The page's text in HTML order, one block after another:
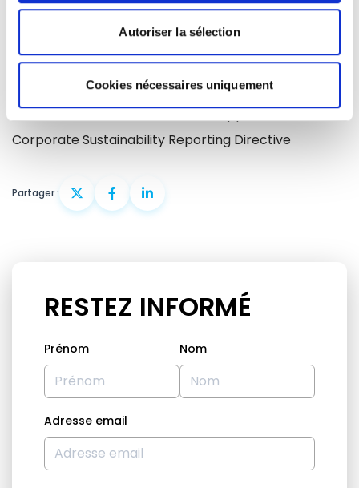
Autoriser la sélection
Cookies nécessaires uniquement
5 min - Wrap up and conclusion of the Round table /
Conclusions de la table ronde : Karen MELCHIOR, JURI
Coordinator, Renew Europe
5 min – MEP Pascal DURAND, EP rapporteur on the
Corporate Sustainability Reporting Directive
Partager :
RESTEZ INFORMÉ
Prénom Nom
Adresse email